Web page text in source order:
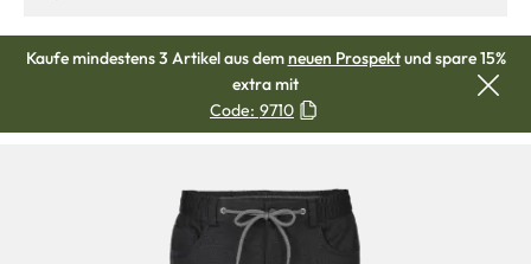
Kaufe mindestens 3 Artikel aus demneuen Prospektund spare 15%
extra mit
Code: 9710